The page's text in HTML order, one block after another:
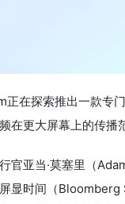
正在探索推出一款专
在更大屏幕上的传播
官亚当·莫塞里（
显时间（Bloomberg